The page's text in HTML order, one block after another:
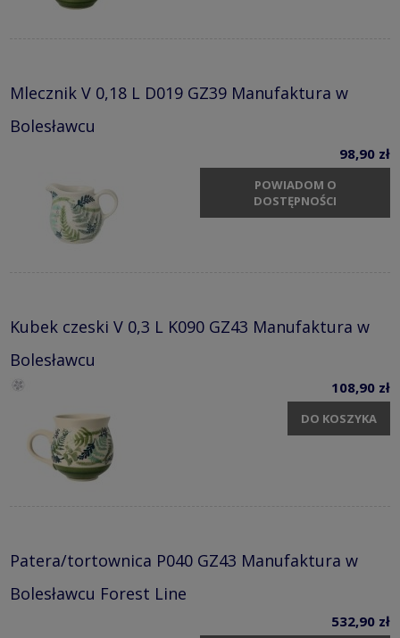
Mlecznik V 0,18 L D019 GZ39 Manufaktura w
Bolesławcu
98,90 zł
POWIADOM O
DOSTĘPNOŚCI
Kubek czeski V 0,3 L K090 GZ43 Manufaktura w
Bolesławcu
108,90 zł
DO KOSZYKA
Patera/tortownica P040 GZ43 Manufaktura w
Bolesławcu Forest Line
532,90 zł